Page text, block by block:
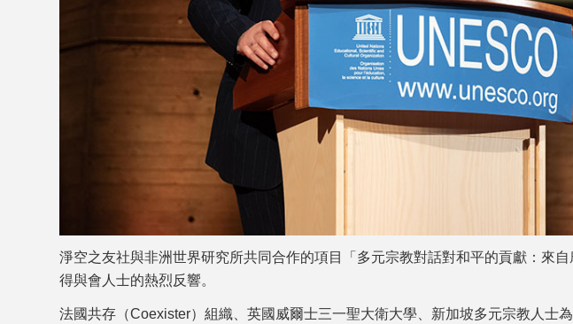
淨空之友社與非洲世界研究所共同合作的項目「多元宗教對話對和平的貢獻：來
得與會人士的熱烈反響。
法國共存（Coexister）組織、英國威爾士三一聖大衛大學、新加坡多元宗教人士